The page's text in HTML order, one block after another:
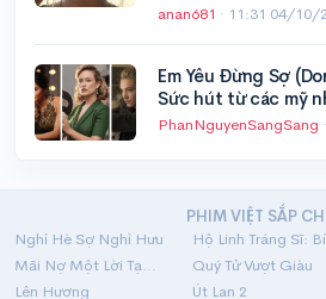
anan681 · 11:31 04/10/
Em Yêu Đừng Sợ
Sức hút từ các mỹ
PhanNguyenSangSang ·
PHIM VIỆT SẮP
Nghỉ Hè Sợ Nghỉ Hưu
Mãi Nợ Một Lời Tạm Biệt
Quý Tử Vượt Giàu
Lên Hương
Út Lan 2